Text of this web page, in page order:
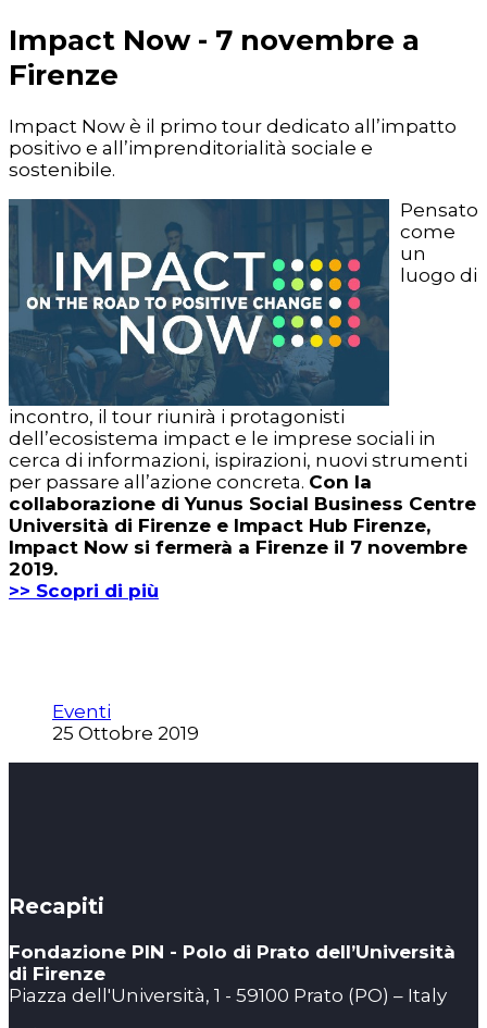
Impact Now - 7 novembre a
Firenze
Impact Now è il primo tour dedicato all’impatto
positivo e all’imprenditorialità sociale e
sostenibile.
Pensato
come
un
luogo di
incontro, il tour riunirà i protagonisti
dell’ecosistema impact e le imprese sociali in
cerca di informazioni, ispirazioni, nuovi strumenti
per passare all’azione concreta. Con la
collaborazione di Yunus Social Business Centre
Università di Firenze e Impact Hub Firenze,
Impact Now si fermerà a Firenze il 7 novembre
2019.
>> Scopri di più
Eventi
25 Ottobre 2019
Recapiti
Fondazione PIN - Polo di Prato dell’Università
di Firenze
Piazza dell'Università, 1 - 59100 Prato (PO) – Italy